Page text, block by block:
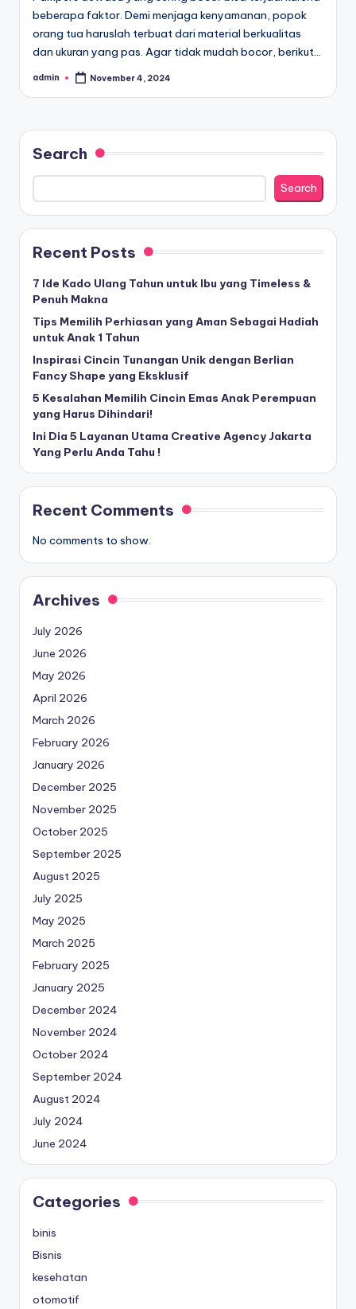
beberapa faktor. Demi menjaga kenyamanan, popok
orang tua haruslah terbuat dari material berkualitas
dan ukuran yang pas. Agar tidak mudah bocor, berikut…
Posted
admin November 4, 2024
Search
Search
Recent Posts
7 Ide Kado Ulang Tahun untuk Ibu yang Timeless &
Penuh Makna
Tips Memilih Perhiasan yang Aman Sebagai Hadiah
untuk Anak 1 Tahun
Inspirasi Cincin Tunangan Unik dengan Berlian
Fancy Shape yang Eksklusif
5 Kesalahan Memilih Cincin Emas Anak Perempuan
yang Harus Dihindari!
Ini Dia 5 Layanan Utama Creative Agency Jakarta
Yang Perlu Anda Tahu !
Recent Comments
No comments to show.
Archives
July 2026
June 2026
May 2026
April 2026
March 2026
February 2026
January 2026
December 2025
November 2025
October 2025
September 2025
August 2025
July 2025
May 2025
March 2025
February 2025
January 2025
December 2024
November 2024
October 2024
September 2024
August 2024
July 2024
June 2024
Categories
binis
Bisnis
kesehatan
otomotif